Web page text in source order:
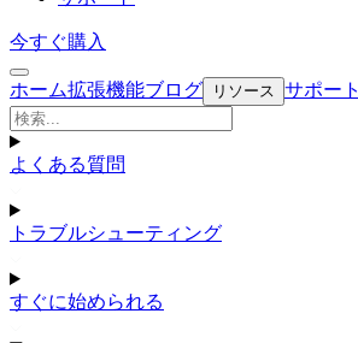
今すぐ購入
ホーム拡張機能ブログ リソース サポート
よくある質問
トラブルシューティング
すぐに始められる